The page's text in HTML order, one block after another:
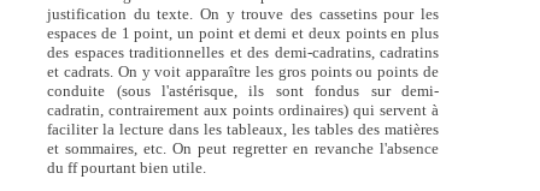
justification du texte. On y trouve des cassetins pour les
espaces de 1 point, un point et demi et deux points en plus
des espaces traditionnelles et des demi-cadratins, cadratins
et cadrats. On y voit apparaître les gros points ou points de
conduite (sous l'astérisque, ils sont fondus sur demi-
cadratin, contrairement aux points ordinaires) qui servent à
faciliter la lecture dans les tableaux, les tables des matières
et sommaires, etc. On peut regretter en revanche l'absence
du ff pourtant bien utile.